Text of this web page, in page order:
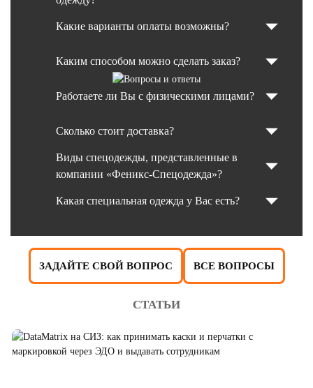
Какие варианты оплаты возможны?
Каким способом можно сделать заказ?
Работаете ли Вы с физическими лицами?
Сколько стоит доставка?
Виды спецодежды, представленные в
компании «Феникс-Спецодежда»?
Какая специальная одежда у Вас есть?
ЗАДАЙТЕ СВОЙ ВОПРОС ВСЕ ВОПРОСЫ
СТАТЬИ